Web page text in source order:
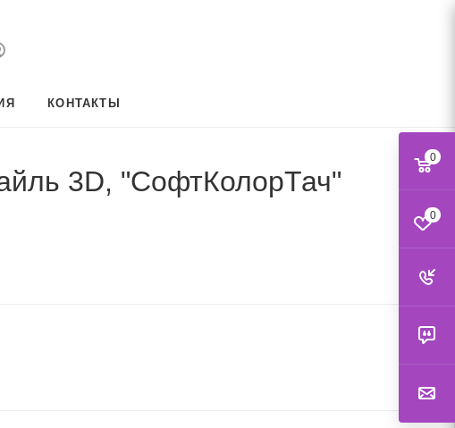
КОНТАКТЫ
3D, "СофтКолорТач"
0
0